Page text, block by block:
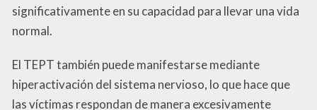
significativamente en su capacidad para llevar una vida
normal.
El TEPT también puede manifestarse mediante
hiperactivación del sistema nervioso, lo que hace que
las víctimas respondan de manera excesivamente